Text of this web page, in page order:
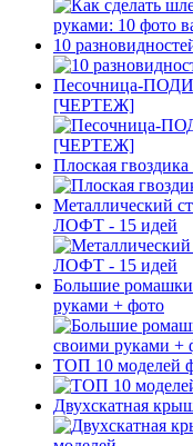
10
Песочница-
[ЧЕРТЕЖ]
Плоская
Металлический
ЛОФТ - 15 идей
Большие
руками + фото
ТОП 10 моделей
Двухскатная